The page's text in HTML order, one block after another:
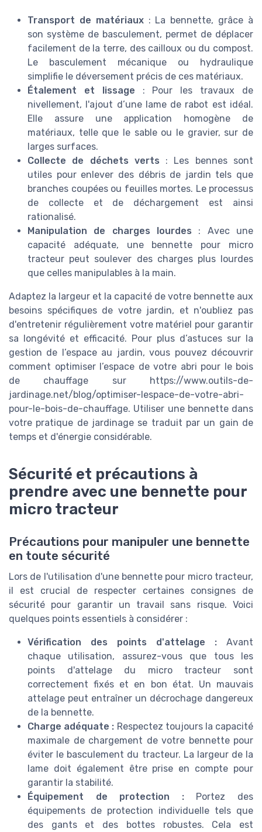
Transport de matériaux: La bennette, grâce à
son système de basculement, permet de déplacer
facilement de la terre, des cailloux ou du compost.
Le basculement mécanique ou hydraulique
simplifie le déversement précis de ces matériaux.
Étalement et lissage : Pour les travaux de
nivellement, l'ajout d’une lame de rabot est idéal.
Elle assure une application homogène de
matériaux, telle que le sable ou le gravier, sur de
larges surfaces.
Collecte de déchets verts : Les bennes sont
utiles pour enlever des débris de jardin tels que
branches coupées ou feuilles mortes. Le processus
de collecte et de déchargement est ainsi
rationalisé.
Manipulation de charges lourdes : Avec une
capacité adéquate, une bennette pour micro
tracteur peut soulever des charges plus lourdes
que celles manipulables à la main.
Adaptez la largeur et la capacité de votre bennette aux
besoins spécifiques de votre jardin, et n'oubliez pas
d'entretenir régulièrement votre matériel pour garantir
sa longévité et efficacité. Pour plus d’astuces sur la
gestion de l’espace au jardin, vous pouvez découvrir
comment optimiser l’espace de votre abri pour le bois
de chauffage sur https://www.outils-de-
jardinage.net/blog/optimiser-lespace-de-votre-abri-
pour-le-bois-de-chauffage. Utiliser une bennette dans
votre pratique de jardinage se traduit par un gain de
temps et d'énergie considérable.
Sécurité et précautions à
prendre avec une bennette pour
micro tracteur
Précautions pour manipuler une bennette
en toute sécurité
Lors de l'utilisation d'une bennette pour micro tracteur,
il est crucial de respecter certaines consignes de
sécurité pour garantir un travail sans risque. Voici
quelques points essentiels à considérer :
Vérification des points d'attelage : Avant
chaque utilisation, assurez-vous que tous les
points d'attelage du micro tracteur sont
correctement fixés et en bon état. Un mauvais
attelage peut entraîner un décrochage dangereux
de la bennette.
Charge adéquate : Respectez toujours la capacité
maximale de chargement de votre bennette pour
éviter le basculement du tracteur. La largeur de la
lame doit également être prise en compte pour
garantir la stabilité.
Équipement de protection :Portez des
équipements de protection individuelle tels que
des gants et des bottes robustes. Cela est